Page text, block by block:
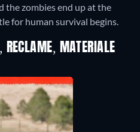
the zombies end up at the
for human survival begins.
RECLAME, MATERIALE